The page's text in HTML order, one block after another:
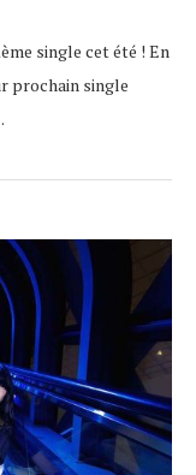
single cet été ! En
prochain single